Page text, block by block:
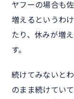
ヤフーの場合も
増えるというわ
たり、休みが増
す。
続けてみないと
のまま続けてい